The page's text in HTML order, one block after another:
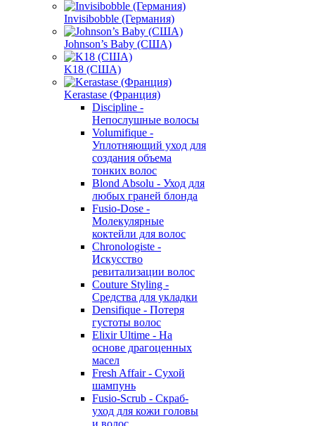
Invisibobble (Германия)
Johnson’s Baby (США)
K18 (США)
Kerastase (Франция)
Discipline -
Непослушные волосы
Volumifique -
Уплотняющий уход для
создания объема
тонких волос
Blond Absolu - Уход для
любых граней блонда
Fusio-Dose -
Молекулярные
коктейли для волос
Chronologiste -
Искусство
ревитализации волос
Couture Styling -
Средства для укладки
Densifique - Потеря
густоты волос
Elixir Ultime - На
основе драгоценных
масел
Fresh Affair - Сухой
шампунь
Fusio-Scrub - Скраб-
уход для кожи головы
и волос